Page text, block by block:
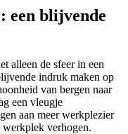
een blijvende
alleen de sfeer in een
indruk maken op
van bergen naar
een vleugje
aan meer werkplezier
werkplek verhogen.